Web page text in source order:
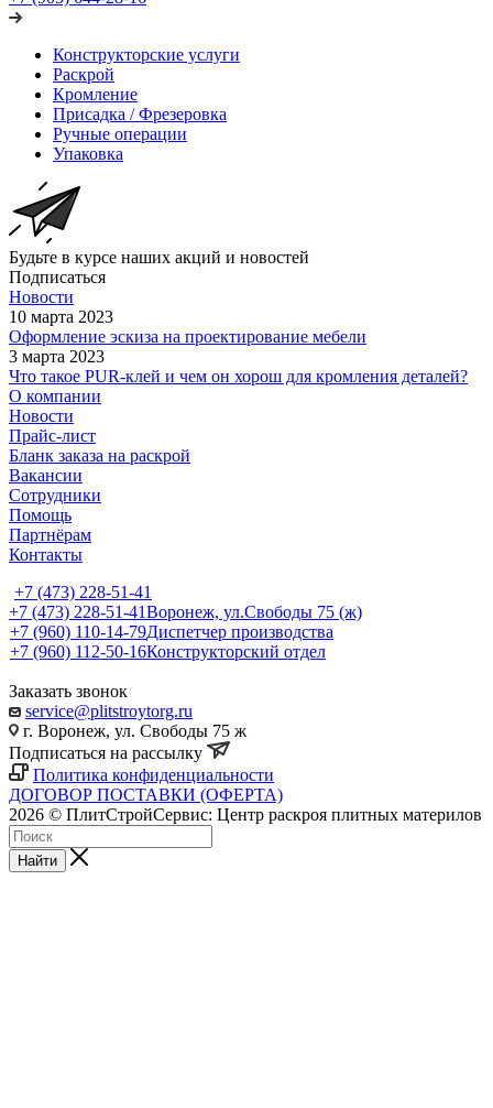
Конструкторские услуги
Раскрой
Кромление
Присадка / Фрезеровка
Ручные операции
Упаковка
Будьте в курсе наших акций и новостей
Подписаться
Новости
10 марта 2023
Оформление эскиза на проектирование мебели
3 марта 2023
Что такое PUR-клей и чем он хорош для кромления деталей?
О компании
Новости
Прайс-лист
Бланк заказа на раскрой
Вакансии
Сотрудники
Помощь
Партнёрам
Контакты
+7 (473) 228-51-41
+7 (473) 228-51-41Воронеж, ул.Свободы 75 (ж)
+7 (960) 110-14-79Диспетчер производства
+7 (960) 112-50-16Конструкторский отдел
Заказать звонок
service@plitstroytorg.ru
г. Воронеж, ул. Свободы 75 ж
Подписаться на рассылку
Политика конфиденциальности
ДОГОВОР ПОСТАВКИ (ОФЕРТА)
2026 © ПлитСтройСервис: Центр раскроя плитных материлов
Найти